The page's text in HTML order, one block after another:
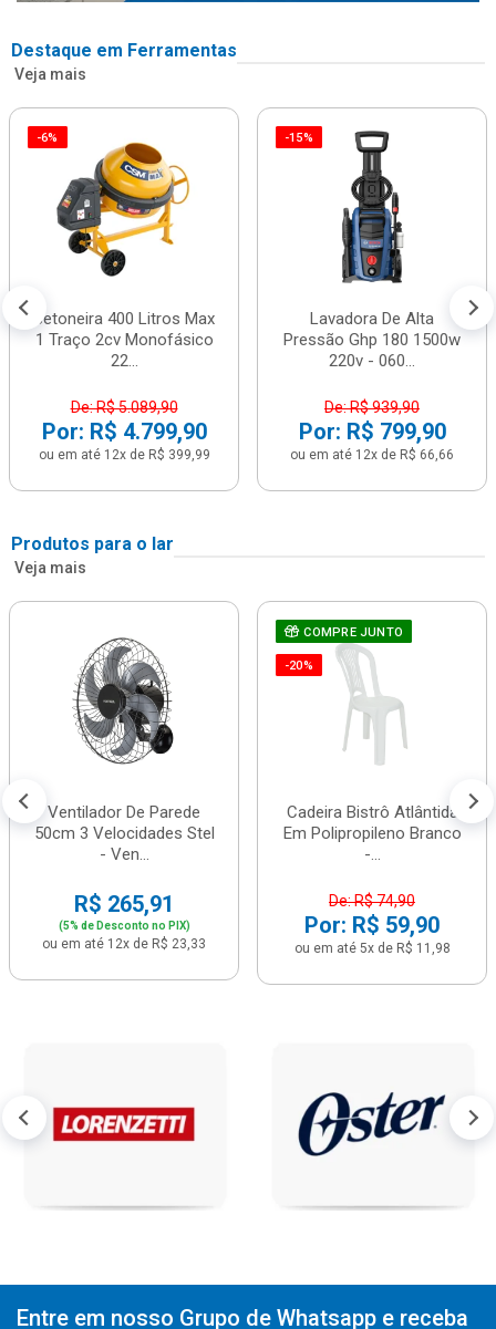
Destaque em Ferramentas
Veja mais
-6%
Betoneira 400 Litros Max
1 Traço 2cv Monofásico
22...
De: R$ 5.089,90
Por: R$ 4.799,90
ou em até 12x de R$ 399,99
-15%
Lavadora De Alta
Pressão Ghp 180 1500w
220v - 060...
De: R$ 939,90
Por: R$ 799,90
ou em até 12x de R$ 66,66
Produtos para o lar
Veja mais
Ventilador De Parede
50cm 3 Velocidades Stel
- Ven...
R$ 265,91
(5% de Desconto no PIX)
ou em até 12x de R$ 23,33
COMPRE JUNTO
-20%
Cadeira Bistrô Atlântida
Em Polipropileno Branco
-...
De: R$ 74,90
Por: R$ 59,90
ou em até 5x de R$ 11,98
Entre em nosso Grupo de Whatsapp e receba